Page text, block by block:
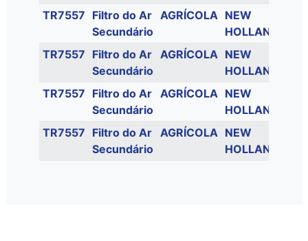
TR7557 Filtro do Ar
Secundário
AGRÍCOLA NEW
HOLLAND
TR7557 Filtro do Ar
Secundário
AGRÍCOLA NEW
HOLLAND
TR7557 Filtro do Ar
Secundário
AGRÍCOLA NEW
HOLLAND
TR7557 Filtro do Ar
Secundário
AGRÍCOLA NEW
HOLLAND